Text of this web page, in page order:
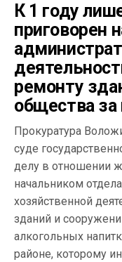
К 1 году
приговорен
ремонту
общества за
Прокуратура
суде
делу в отношении
начальником
хозяйственной
зданий и
алкогольных
районе, которому